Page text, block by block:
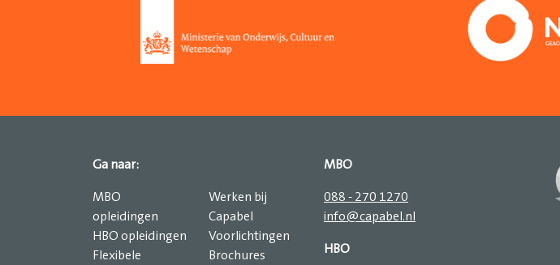
Ga naar:
MBO
opleidingen
HBO opleidingen
Flexibele
Werken bij
Capabel
Voorlichtingen
Brochures
MBO
088 - 270 1270
info@capabel.nl
HBO